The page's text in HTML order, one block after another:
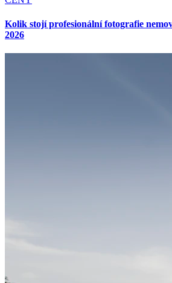
Kolik stojí profesionální fotografie
2026